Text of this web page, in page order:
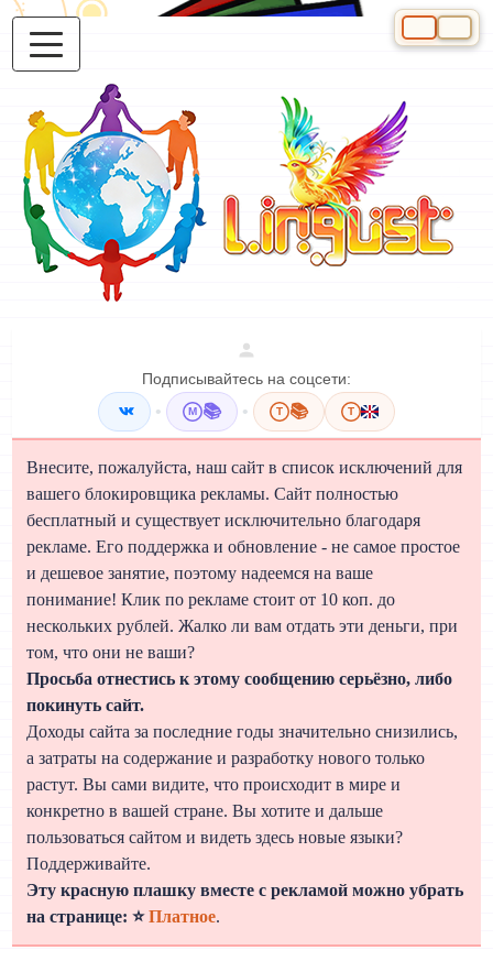
Подписывайтесь на соцсети:
• M 📚 • T 📚 T
Внесите, пожалуйста, наш сайт в список исключений для
вашего блокировщика рекламы. Сайт полностью
бесплатный и существует исключительно благодаря
рекламе. Его поддержка и обновление - не самое простое
и дешевое занятие, поэтому надеемся на ваше
понимание! Клик по рекламе стоит от 10 коп. до
нескольких рублей. Жалко ли вам отдать эти деньги, при
том, что они не ваши?
Просьба отнестись к этому сообщению серьёзно, либо
покинуть сайт.
Доходы сайта за последние годы значительно снизились,
а затраты на содержание и разработку нового только
растут. Вы сами видите, что происходит в мире и
конкретно в вашей стране. Вы хотите и дальше
пользоваться сайтом и видеть здесь новые языки?
Поддерживайте.
Эту красную плашку вместе с рекламой можно убрать
на странице: ⭐Платное.